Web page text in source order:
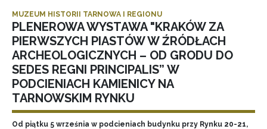
MUZEUM HISTORII TARNOWA I REGIONU
PLENEROWA WYSTAWA "KRAKÓW ZA
PIERWSZYCH PIASTÓW W ŹRÓDŁACH
ARCHEOLOGICZNYCH – OD GRODU DO
SEDES REGNI PRINCIPALIS” W
PODCIENIACH KAMIENICY NA
TARNOWSKIM RYNKU
Od piątku 5 września w podcieniach budynku przy Rynku 20-21,